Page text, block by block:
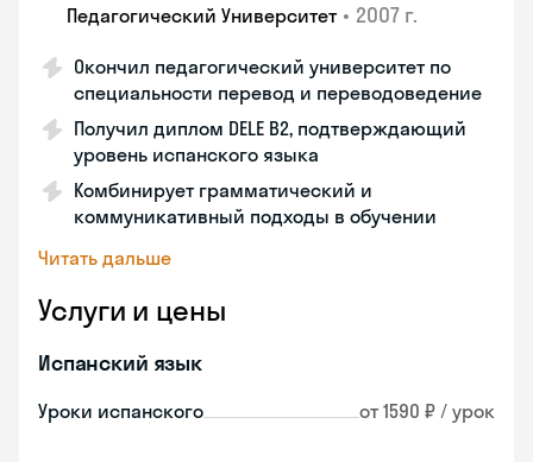
Педагогический Университет • 2007 г.
Окончил педагогический университет по
специальности перевод и переводоведение
Получил диплом DELE B2, подтверждающий
уровень испанского языка
Комбинирует грамматический и
коммуникативный подходы в обучении
Читать дальше
Услуги и цены
Испанский язык
Уроки испанского от 1590 ₽ / урок